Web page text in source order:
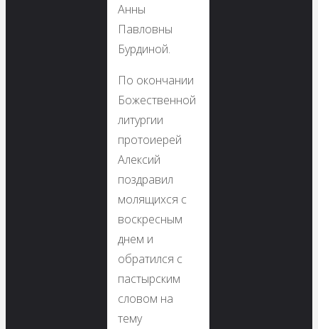
Анны
Павловны
Бурдиной.
По окончании
Божественной
литургии
протоиерей
Алексий
поздравил
молящихся с
воскресным
днем и
обратился с
пастырским
словом на
тему